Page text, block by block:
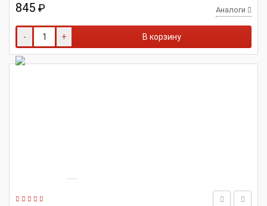
845 ₽ Аналоги
- + В корзину